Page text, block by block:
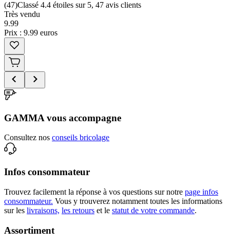
(47)Classé 4.4 étoiles sur 5, 47 avis clients
Très vendu
9.99
Prix : 9.99 euros
GAMMA vous accompagne
Consultez nos conseils bricolage
Infos consommateur
Trouvez facilement la réponse à vos questions sur notre page infos
consommateur. Vous y trouverez notamment toutes les informations
sur les livraisons, les retours et le statut de votre commande.
Assortiment